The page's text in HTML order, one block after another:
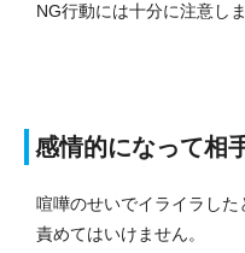
NG行動には十分に注意しま
感情的になって相
喧嘩のせいでイライラし
責めてはいけません。